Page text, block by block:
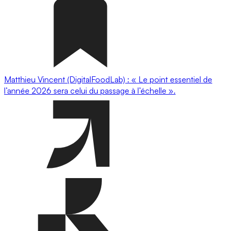
Matthieu Vincent (DigitalFoodLab) : « Le point essentiel de
l’année 2026 sera celui du passage à l’échelle ».